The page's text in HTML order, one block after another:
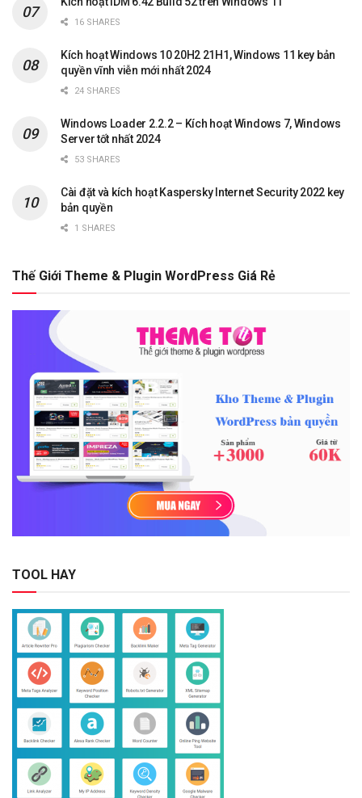
16 SHARES
Kích hoạt Windows 10 20H2 21H1, Windows 11 key bản
quyền vĩnh viễn mới nhất 2024
24 SHARES
Windows Loader 2.2.2 – Kích hoạt Windows 7, Windows
Server tốt nhất 2024
53 SHARES
Cài đặt và kích hoạt Kaspersky Internet Security 2022 key
bản quyền
1 SHARES
Thế Giới Theme & Plugin WordPress Giá Rẻ
TOOL HAY